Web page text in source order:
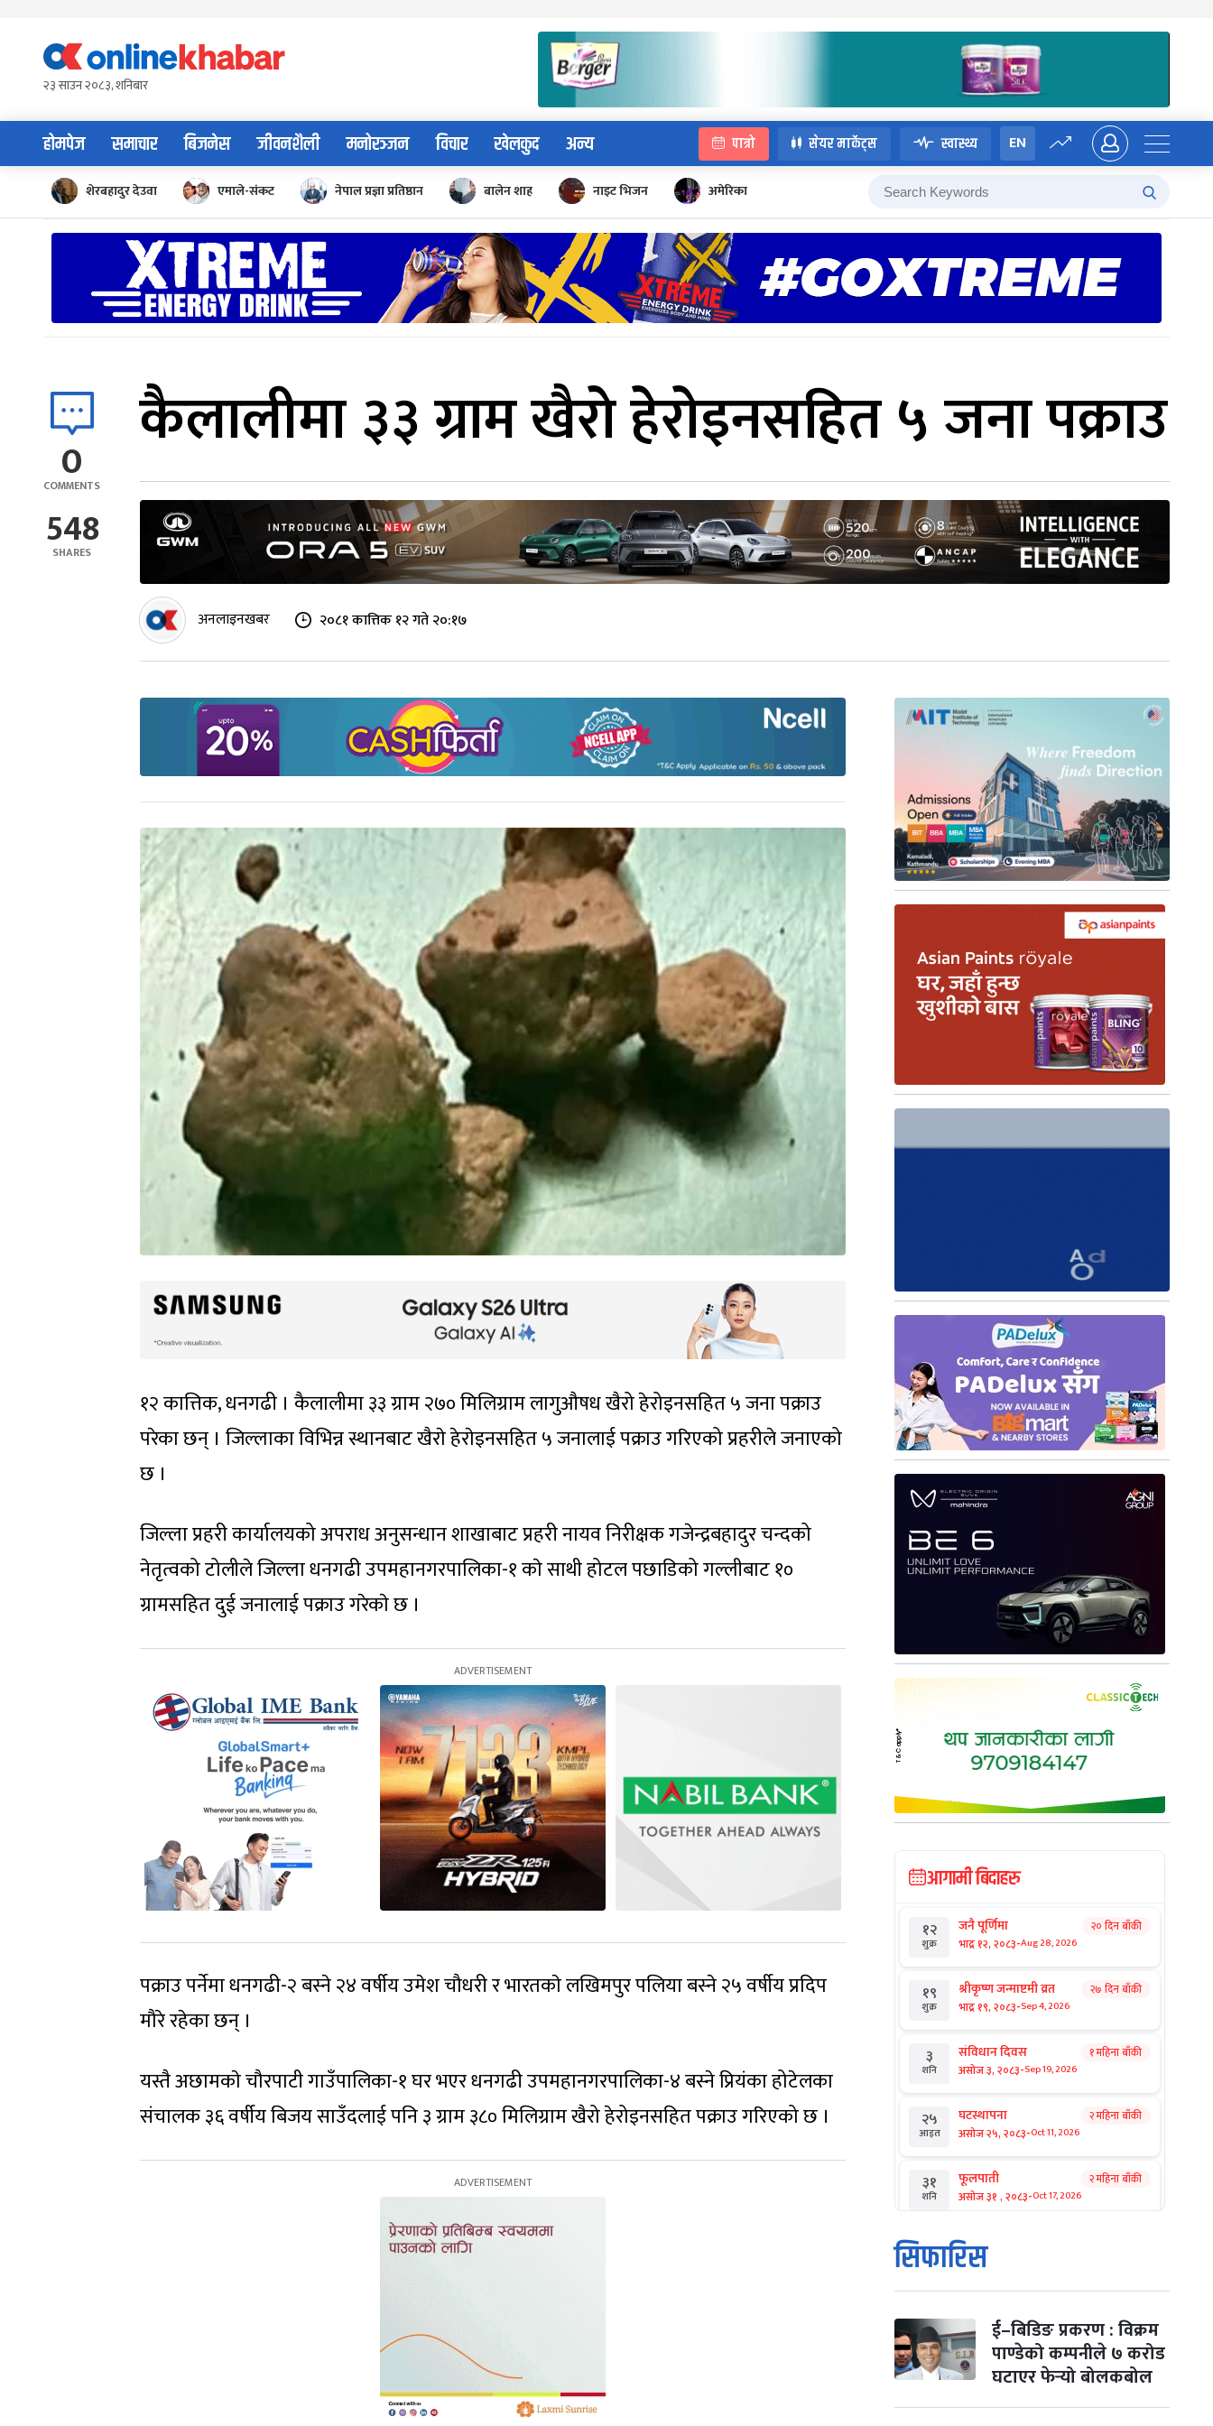
content२३ साउन २०८३, शनिबार
होमपेज समाचार बिजनेस जीवनशैली मनोरञ्जन विचार खेलकुद अन्य पात्रो सेयर मार्केट्स स्वास्थ्य EN
शेरबहादुर देउवा एमाले-संकट नेपाल प्रज्ञा प्रतिष्ठान बालेन शाह नाइट भिजन अमेरिका
0
COMMENTS
548
SHARES
कैलालीमा ३३ ग्राम खैराे हेराेइनसहित ५ जना पक्राउ
अनलाइनखबर २०८१ कात्तिक १२ गते २०:१७
१२ कात्तिक, धनगढी । कैलालीमा ३३ ग्राम २७० मिलिग्राम लागुऔषध खैरो हेरोइनसहित ५ जना पक्राउ
परेका छन् । जिल्लाका विभिन्न स्थानबाट खैराे हेराेइनसहित ५ जनालाई पक्राउ गरिएको प्रहरीले जनाएको
छ ।
जिल्ला प्रहरी कार्यालयको अपराध अनुसन्धान शाखाबाट प्रहरी नायव निरीक्षक गजेन्द्रबहादुर चन्दको
नेतृत्वको टोलीले जिल्ला धनगढी उपमहानगरपालिका-१ काे साथी होटल पछाडिको गल्लीबाट १०
ग्रामसहित दुई जनालाई पक्राउ गरेकाे छ ।
पक्राउ पर्नेमा धनगढी-२ बस्ने २४ वर्षीय उमेश चौधरी र भारतकाे लखिमपुर पलिया बस्ने २५ वर्षीय प्रदिप
मौरे रहेका छन् ।
यस्तै अछामकाे चौरपाटी गाउँपालिका-१ घर भएर धनगढी उपमहानगरपालिका-४ बस्ने प्रियंका होटेलका
संचालक ३६ वर्षीय बिजय साउँदलाई पनि ३ ग्राम ३८० मिलिग्राम खैरो हेरोइनसहित पक्राउ गरिएको छ ।
आगामी बिदाहरु
१२
शुक्र
जनै पूर्णिमा
भाद्र १२, २०८३-Aug 28, 2026
२० दिन बाँकी
१९
शुक्र
श्रीकृष्ण जन्माष्टमी व्रत
भाद्र १९, २०८३-Sep 4, 2026
२७ दिन बाँकी
३
शनि
संविधान दिवस
असोज ३, २०८३-Sep 19, 2026
१ महिना बाँकी
२५
आइत
घटस्थापना
असोज २५, २०८३-Oct 11, 2026
२ महिना बाँकी
३१
शनि
फूलपाती
असोज ३१ , २०८३-Oct 17, 2026
२ महिना बाँकी
१
आइत
कार्तिक सङ्क्रान्ति
कार्तिक १, २०८३
मंगल कार्तिक ३, २०८३-Oct 20, 2026
४ विजयादशमी
कार्तिक ४, २०८३-Oct 21, 2026
२ महिना बाँकी
सिफारिस
ई–बिडिङ प्रकरण : विक्रम
पाण्डेको कम्पनीले ७ करोड
घटाएर फेर्‍यो बोलकबोल